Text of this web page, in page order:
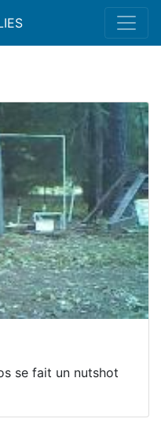
se fait un nutshot